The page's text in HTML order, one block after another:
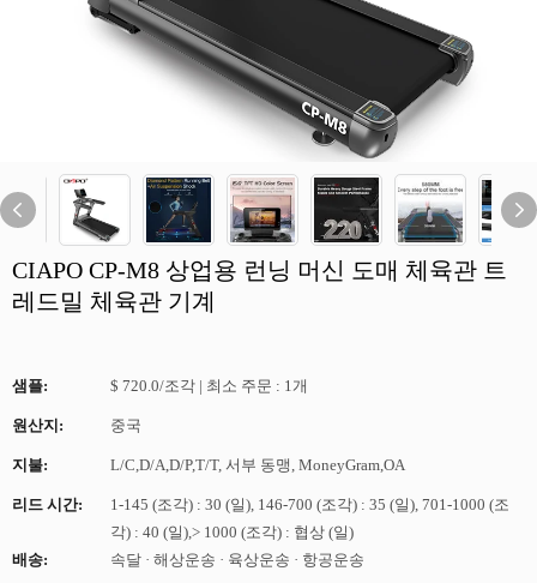
CIAPO CP-M8 상업용 런닝 머신 도매 체육관 트
레드밀 체육관 기계
샘플: $ 720.0/조각 | 최소 주문 : 1개
원산지: 중국
지불: L/C,D/A,D/P,T/T, 서부 동맹, MoneyGram,OA
리드 시간:
1-145 (조각) : 30 (일), 146-700 (조각) : 35 (일), 701-1000 (조
각) : 40 (일),> 1000 (조각) : 협상 (일)
배송:
속달 · 해상운송 · 육상운송 · 항공운송